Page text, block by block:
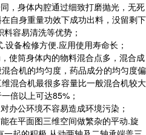
，身体内腔通过细致打磨抛光，无死
自身重量功效下成功出料，没留剩下
容易清洗等优势；
备检修方便.应用使用寿命长；
使筒身体内的物料混合点多，混合成
合机的均匀度，药品成分的均匀度偏
混合机最很多容量比一般混合机较大
倍以上可达85%；
办公环境不容易造成环境污染；
在平面图三维空间做繁杂的平动.旋